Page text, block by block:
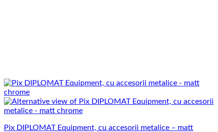
Pix DIPLOMAT Equipment, cu accesorii metalice – matt